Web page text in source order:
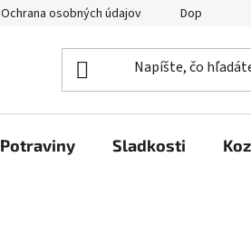
Ochrana osobných údajov Doprava a
Potraviny Sladkosti